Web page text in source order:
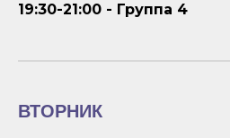
19:30-21:00 - Группа 4
ВТОРНИК